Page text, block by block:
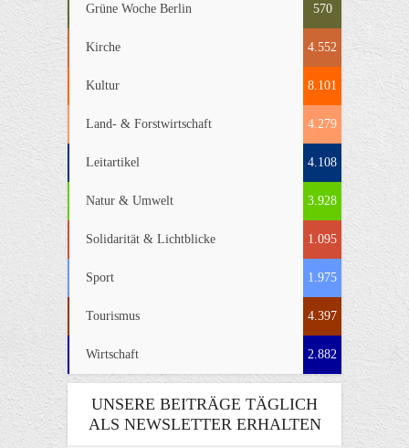
Grüne Woche Berlin 570
Kirche 4.552
Kultur 8.101
Land- & Forstwirtschaft 4.279
Leitartikel 4.108
Natur & Umwelt 3.928
Solidarität & Lichtblicke 1.095
Sport 1.975
Tourismus 4.397
Wirtschaft 2.882
UNSERE BEITRÄGE TÄGLICH
ALS NEWSLETTER ERHALTEN